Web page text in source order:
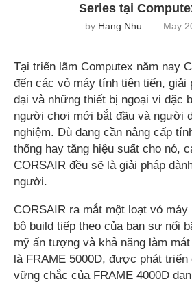
Series tại
by Hang Nhu May
Tại triển lãm Computex năm nay
đến các vỏ máy tính tiên tiến, giải
đại và những thiết bị ngoại vi đặc
người chơi mới bắt đầu và người
nghiệm. Dù đang cần nâng cấp
thống hay tăng hiệu suất cho nó,
CORSAIR đều sẽ là giải pháp
người.
CORSAIR ra mắt một loạt vỏ
bộ build tiếp theo của bạn sự nổi
mỹ ấn tượng và khả năng làm
là FRAME 5000D, được phát
vững chắc của FRAME 4000D